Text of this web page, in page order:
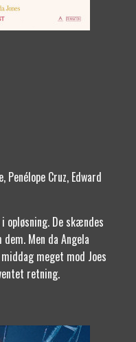
Penélope Cruz, Edward
opløsning. De skændes
Men da Angela
meget mod Joes
retning.